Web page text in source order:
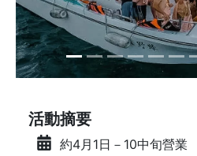
活動摘要
約4月1日－10中旬營業